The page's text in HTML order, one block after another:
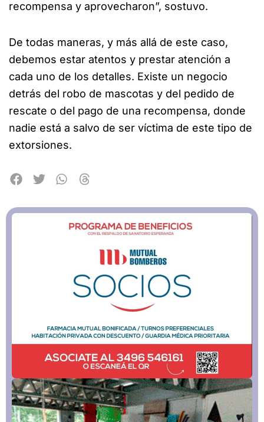
recompensa y aprovecharon”, sostuvo.
De todas maneras, y más allá de este caso,
debemos estar atentos y prestar atención a
cada uno de los detalles. Existe un negocio
detrás del robo de mascotas y del pedido de
rescate o del pago de una recompensa, donde
nadie está a salvo de ser víctima de este tipo de
extorsiones.